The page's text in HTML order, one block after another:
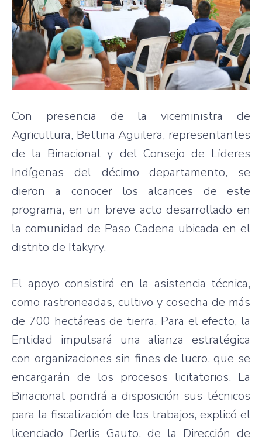
Con presencia de la viceministra de
Agricultura, Bettina Aguilera, representantes
de la Binacional y del Consejo de Líderes
Indígenas del décimo departamento, se
dieron a conocer los alcances de este
programa, en un breve acto desarrollado en
la comunidad de Paso Cadena ubicada en el
distrito de Itakyry.
El apoyo consistirá en la asistencia técnica,
como rastroneadas, cultivo y cosecha de más
de 700 hectáreas de tierra. Para el efecto, la
Entidad impulsará una alianza estratégica
con organizaciones sin fines de lucro, que se
encargarán de los procesos licitatorios. La
Binacional pondrá a disposición sus técnicos
para la fiscalización de los trabajos, explicó el
licenciado Derlis Gauto, de la Dirección de